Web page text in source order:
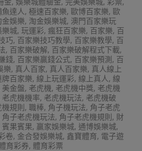
魚達人, 極速百家樂, 歐博百家樂, 歐
金娛樂, 淘金娛樂城, 澳門百家樂玩
樂城, 玩運彩, 瘋狂百家樂, 百家樂, 百
巧, 百家樂技巧教學, 百家樂教學, 百
, 百家樂破解, 百家樂破解程式下載,
錢, 百家樂贏錢公式, 百家樂預測 , 百
樂, 真人百家, 真人百家樂, 真人線上
牌百家樂, 線上玩運彩, 線上真人, 線
美金盤, 老虎機, 老虎機中獎, 老虎機
老虎機機率, 老虎機玩法, 老虎機破
機規則, 職棒, 角子機玩法, 角子老虎
角子老虎機玩法, 角子老虎機規則, 財
賓果賓果, 贏家娛樂城, 通博娛樂城,
卷, 金合發娛樂城, 鑫寶體育, 電子遊
育彩券, 體育彩票